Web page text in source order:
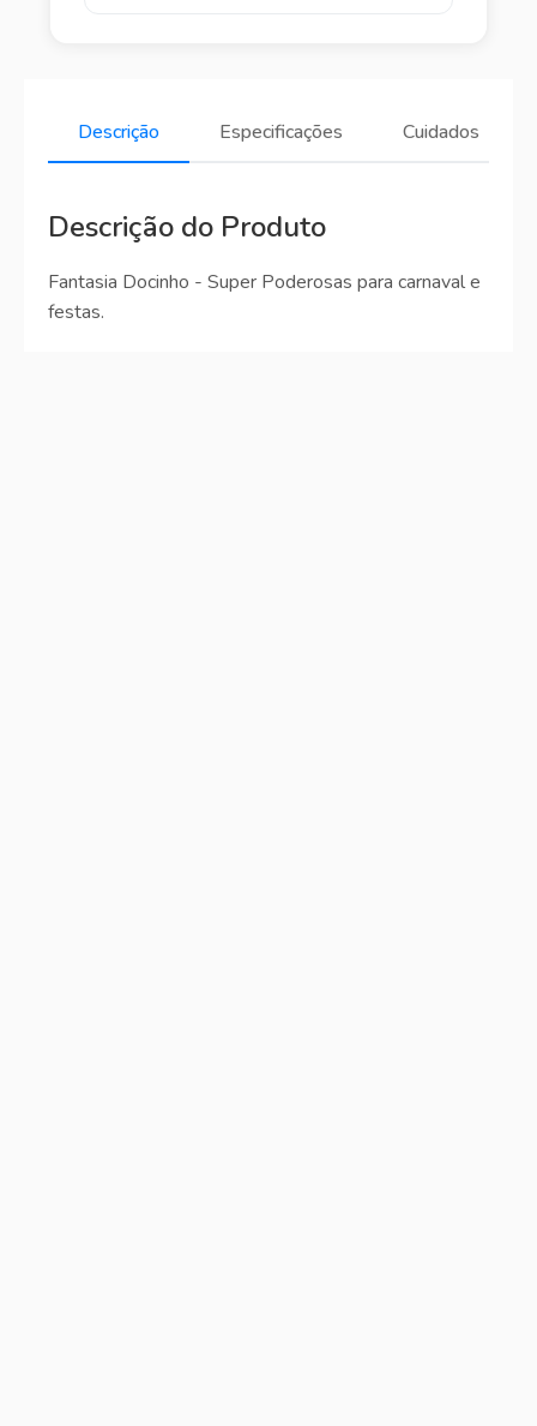
Descrição Especificações Cuidados
Descrição do Produto
Fantasia Docinho - Super Poderosas para carnaval e
festas.